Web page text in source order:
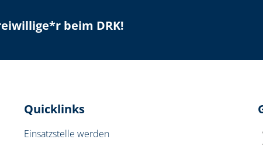
beim DRK!
Quicklinks
Einsatzstelle werden